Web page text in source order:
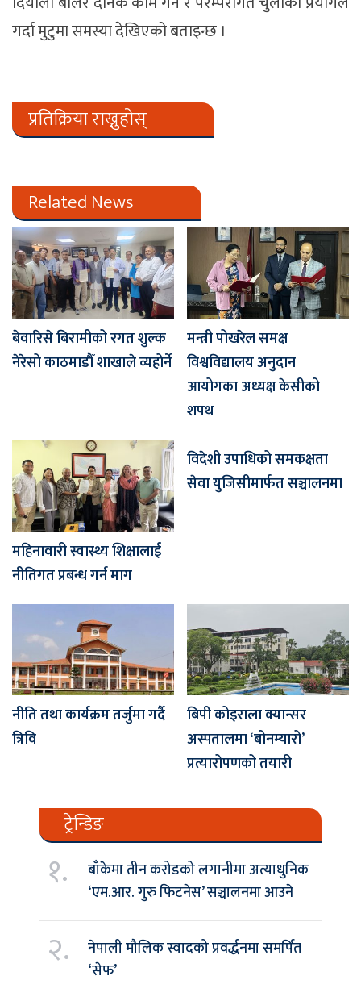
गर्दा मुटुमा समस्या देखिएको बताइन्छ ।
प्रतिक्रिया राख्नुहोस्
Related News
बेवारिसे बिरामीको रगत शुल्क
नेरेसो काठमाडौँ शाखाले व्यहोर्ने
मन्त्री पोखरेल समक्ष
विश्वविद्यालय अनुदान
आयोगका अध्यक्ष केसीको
शपथ
महिनावारी स्वास्थ्य शिक्षालाई
नीतिगत प्रबन्ध गर्न माग
विदेशी उपाधिको समकक्षता
सेवा युजिसीमार्फत सञ्चालनमा
नीति तथा कार्यक्रम तर्जुमा गर्दै
त्रिवि
बिपी कोइराला क्यान्सर
अस्पतालमा ‘बोनम्यारो’
प्रत्यारोपणको तयारी
ट्रेन्डिङ
१.
बाँकेमा तीन करोडको लगानीमा अत्याधुनिक
‘एम.आर. गुरु फिटनेस’ सञ्चालनमा आउने
२.
नेपाली मौलिक स्वादको प्रवर्द्धनमा समर्पित
‘सेफ’